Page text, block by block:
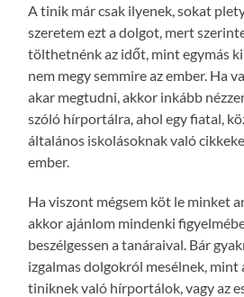
A tinik már csak ilyenek, sokat
szeretem ezt a dolgot, mert
tölthetnénk az időt, mint egymás
nem megy semmire az ember. Ha
akar megtudni, akkor inkább
szóló hírportálra, ahol egy fiatal,
általános iskolásoknak való
ember.
Ha viszont mégsem köt le minket
akkor ajánlom mindenki
beszélgessen a tanáraival. Bár
izgalmas dolgokról mesélnek,
tiniknek való hírportálok, vagy az